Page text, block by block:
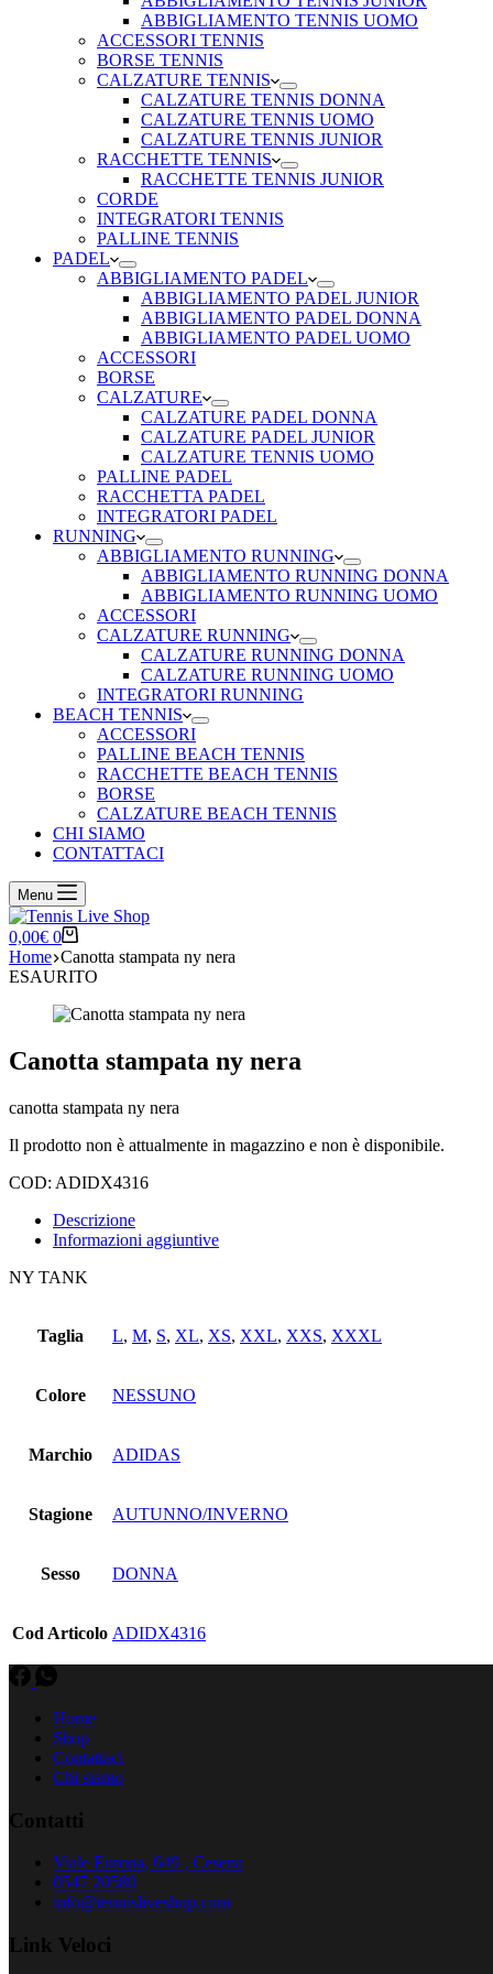
ABBIGLIAMENTO TENNIS UOMO
ACCESSORI TENNIS
BORSE TENNIS
CALZATURE TENNIS
CALZATURE TENNIS DONNA
CALZATURE TENNIS UOMO
CALZATURE TENNIS JUNIOR
RACCHETTE TENNIS
RACCHETTE TENNIS JUNIOR
CORDE
INTEGRATORI TENNIS
PALLINE TENNIS
PADEL
ABBIGLIAMENTO PADEL
ABBIGLIAMENTO PADEL JUNIOR
ABBIGLIAMENTO PADEL DONNA
ABBIGLIAMENTO PADEL UOMO
ACCESSORI
BORSE
CALZATURE
CALZATURE PADEL DONNA
CALZATURE PADEL JUNIOR
CALZATURE TENNIS UOMO
PALLINE PADEL
RACCHETTA PADEL
INTEGRATORI PADEL
RUNNING
ABBIGLIAMENTO RUNNING
ABBIGLIAMENTO RUNNING DONNA
ABBIGLIAMENTO RUNNING UOMO
ACCESSORI
CALZATURE RUNNING
CALZATURE RUNNING DONNA
CALZATURE RUNNING UOMO
INTEGRATORI RUNNING
BEACH TENNIS
ACCESSORI
PALLINE BEACH TENNIS
RACCHETTE BEACH TENNIS
BORSE
CALZATURE BEACH TENNIS
CHI SIAMO
CONTATTACI
Menu
Carrello
0,00€ 0
Home Canotta stampata ny nera
ESAURITO
Canotta stampata ny nera
canotta stampata ny nera
Il prodotto non è attualmente in magazzino e non è disponibile.
COD: ADIDX4316
Descrizione
Informazioni aggiuntive
NY TANK
Taglia L, M, S, XL, XS, XXL, XXS, XXXL
Colore NESSUNO
Marchio ADIDAS
Stagione AUTUNNO/INVERNO
Sesso DONNA
Cod Articolo ADIDX4316
Home
Shop
Contattaci
Chi siamo
Contatti
Viale Europa, 649 , Cesena
0547 20580
info@tennisliveshop.com
Link Veloci